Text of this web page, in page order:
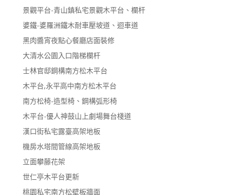
景觀平台-青山鎮私宅景觀木平台、欄杆
婆鐵-婆羅洲鐵木耐車壓坡道、迴車道
黑肉醬宵夜點心餐廳店面裝修
大清水公園入口階梯欄杆
士林官邸鋼構南方松木平台
木平台,永平高中南方松木平台
南方松椅-造型椅、鋼構弧形椅
木平台-優人神鼓山上劇場舞台棧道
漢口街私宅露臺高架地板
機房水塔間管線高架地板
立面攀藤花架
世仁亭木平台更新
桃園私宅南方松壁板牆面